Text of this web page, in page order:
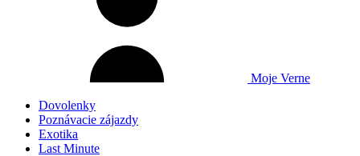
Moje Verne
Dovolenky
Poznávacie zájazdy
Exotika
Last Minute